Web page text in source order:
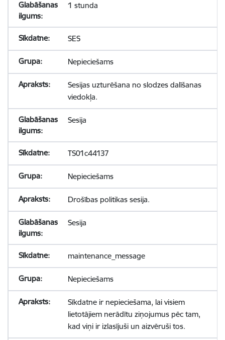
1 stunda
SES
Nepieciešams
Sesijas uzturēšana no slodzes dalīšanas
viedokļa.
Sesija
TS01c44137
Nepieciešams
Drošības politikas sesija.
Sesija
maintenance_message
Nepieciešams
Sīkdatne ir nepieciešama, lai visiem
lietotājiem nerādītu ziņojumus pēc tam,
kad viņi ir izlasījuši un aizvēruši tos.